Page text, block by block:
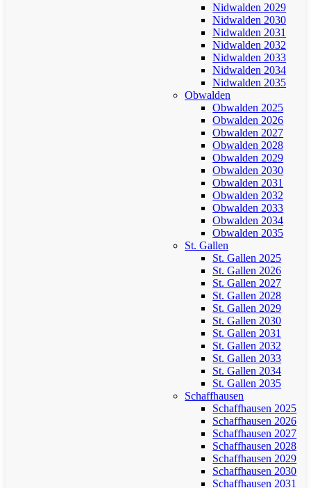
Nidwalden 2029
Nidwalden 2030
Nidwalden 2031
Nidwalden 2032
Nidwalden 2033
Nidwalden 2034
Nidwalden 2035
Obwalden
Obwalden 2025
Obwalden 2026
Obwalden 2027
Obwalden 2028
Obwalden 2029
Obwalden 2030
Obwalden 2031
Obwalden 2032
Obwalden 2033
Obwalden 2034
Obwalden 2035
St. Gallen
St. Gallen 2025
St. Gallen 2026
St. Gallen 2027
St. Gallen 2028
St. Gallen 2029
St. Gallen 2030
St. Gallen 2031
St. Gallen 2032
St. Gallen 2033
St. Gallen 2034
St. Gallen 2035
Schaffhausen
Schaffhausen 2025
Schaffhausen 2026
Schaffhausen 2027
Schaffhausen 2028
Schaffhausen 2029
Schaffhausen 2030
Schaffhausen 2031